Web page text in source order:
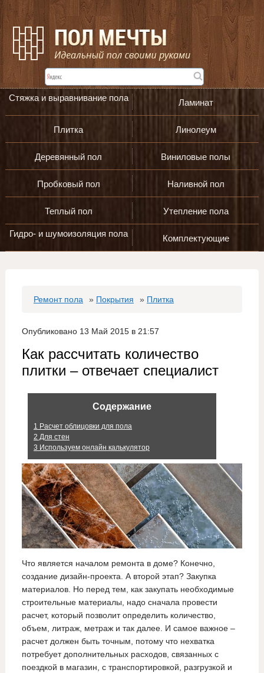
Стяжка и выравнивание пола Ламинат
Плитка Линолеум
Деревянный пол Виниловые полы
Пробковый пол Наливной пол
Теплый пол Утепление пола
Гидро- и шумоизоляция пола Комплектующие
Ремонт пола » Покрытия » Плитка
Опубликовано 13 Май 2015 в 21:57
Как рассчитать количество
плитки – отвечает специалист
Содержание
1 Расчет облицовки для пола
2 Для стен
3 Используем онлайн калькулятор
Что является началом ремонта в доме? Конечно,
создание дизайн-проекта. А второй этап? Закупка
материалов. Но перед тем, как закупать необходимые
строительные материалы, надо сначала провести
расчет, который позволит определить количество,
объем, литраж, метраж и так далее. И самое важное –
расчет должен быть точным, потому что нехватка
потребует дополнительных расходов, связанных с
поездкой в магазин, с транспортировкой, разгрузкой и